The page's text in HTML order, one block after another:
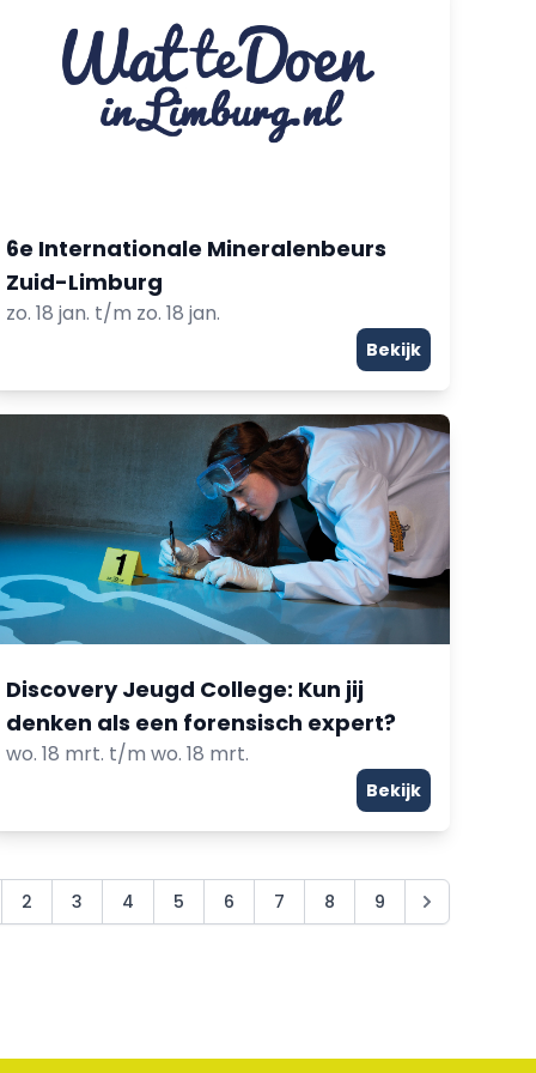
6e Internationale Mineralenbeurs
Zuid-Limburg
zo. 18 jan. t/m zo. 18 jan.
Bekijk
Discovery Jeugd College: Kun jij
denken als een forensisch expert?
wo. 18 mrt. t/m wo. 18 mrt.
Bekijk
2 3 4 5 6 7 8 9